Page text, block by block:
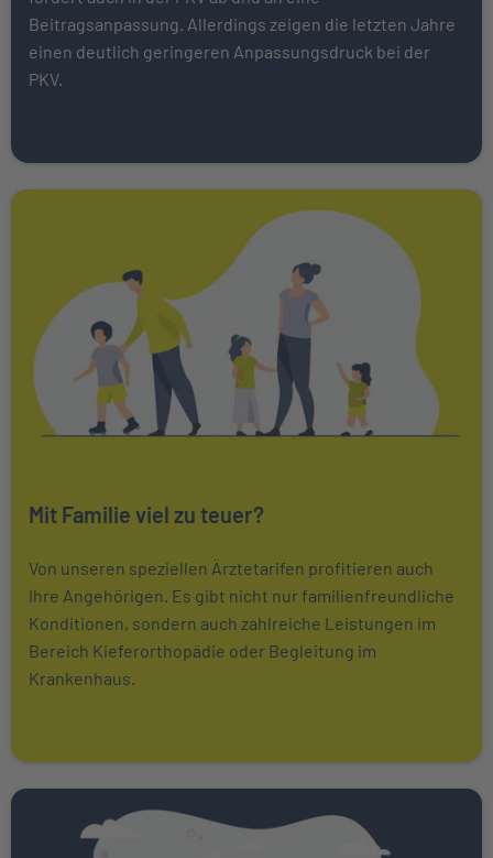
Beitragsanpassung. Allerdings zeigen die letzten Jahre
einen deutlich geringeren Anpassungsdruck bei der
PKV.
Mit Familie viel zu teuer?
Von unseren speziellen Ärztetarifen profitieren auch
Ihre Angehörigen. Es gibt nicht nur familienfreundliche
Konditionen, sondern auch zahlreiche Leistungen im
Bereich Kieferorthopädie oder Begleitung im
Krankenhaus.